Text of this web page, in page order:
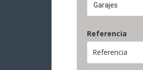
Garajes
Referencia